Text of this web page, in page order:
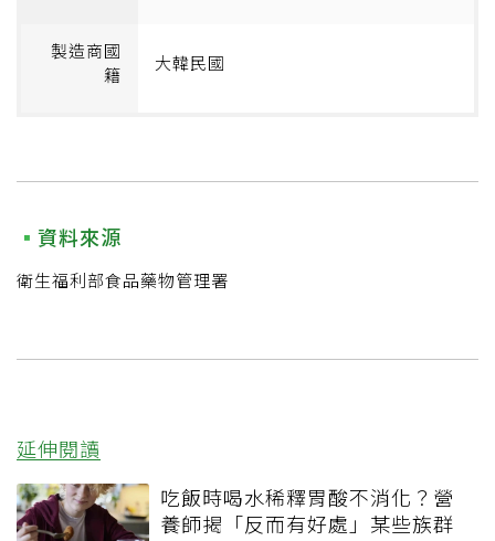
製造商國
籍
大韓民國
資料來源
衛生福利部食品藥物管理署
延伸閱讀
吃飯時喝水稀釋胃酸不消化？營
養師揭「反而有好處」某些族群